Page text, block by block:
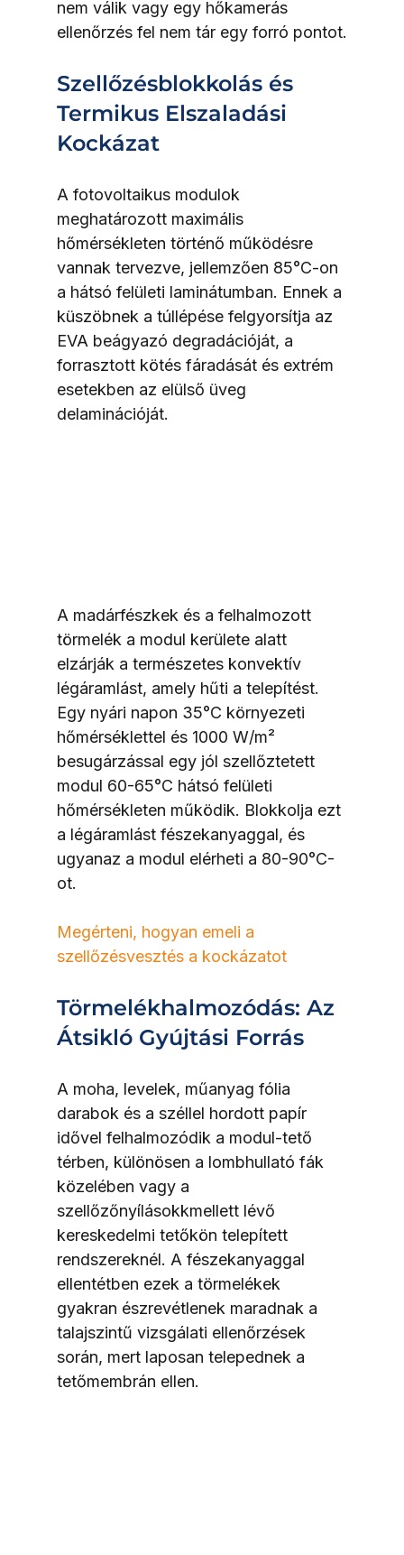
nem válik vagy egy hőkamerás
ellenőrzés fel nem tár egy forró pontot.
Szellőzésblokkolás és
Termikus Elszaladási
Kockázat
A fotovoltaikus modulok
meghatározott maximális
hőmérsékleten történő működésre
vannak tervezve, jellemzően 85°C-on
a hátsó felületi laminátumban. Ennek a
küszöbnek a túllépése felgyorsítja az
EVA beágyazó degradációját, a
forrasztott kötés fáradását és extrém
esetekben az elülső üveg
delaminációját.
A madárfészkek és a felhalmozott
törmelék a modul kerülete alatt
elzárják a természetes konvektív
légáramlást, amely hűti a telepítést.
Egy nyári napon 35°C környezeti
hőmérséklettel és 1000 W/m²
besugárzással egy jól szellőztetett
modul 60-65°C hátsó felületi
hőmérsékleten működik. Blokkolja ezt
a légáramlást fészekanyaggal, és
ugyanaz a modul elérheti a 80-90°C-
ot.
Megérteni, hogyan emeli a
szellőzésvesztés a kockázatot
Törmelékhalmozódás: Az
Átsikló Gyújtási Forrás
A moha, levelek, műanyag fólia
darabok és a széllel hordott papír
idővel felhalmozódik a modul-tető
térben, különösen a lombhullató fák
közelében vagy a
szellőzőnyílásokkmellett lévő
kereskedelmi tetőkön telepített
rendszereknél. A fészekanyaggal
ellentétben ezek a törmelékek
gyakran észrevétlenek maradnak a
talajszintű vizsgálati ellenőrzések
során, mert laposan telepednek a
tetőmembrán ellen.